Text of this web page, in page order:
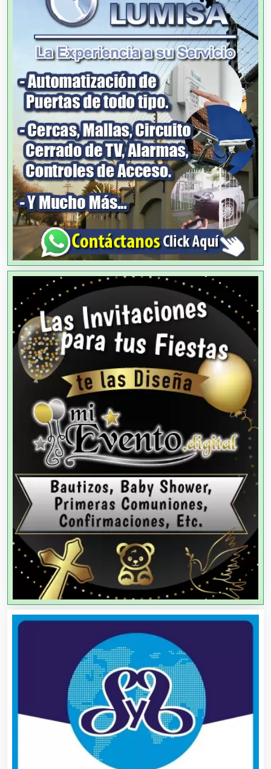
Agencias de Autos
Agencias de Cobranza
Agencias de Colocación
Agencias de Modelos
Agencias de Publicidad
Agencias de Viajes
Agricultores
Agricultura y Ganadería
Agua Purificada
Aire Acondicionado
Alarmas
Albercas
Alimentos
Almacenaje
Alquiler de Autos
Alquiler de Equipos para Fiestas
Alquiler de Sillas y Mesas